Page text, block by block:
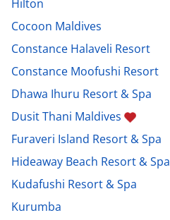
Hilton
Cocoon Maldives
Constance Halaveli Resort
Constance Moofushi Resort
Dhawa Ihuru Resort & Spa
Dusit Thani Maldives
Furaveri Island Resort & Spa
Hideaway Beach Resort & Spa
Kudafushi Resort & Spa
Kurumba